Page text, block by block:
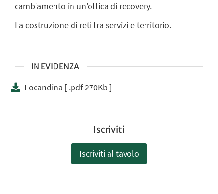
cambiamento in un'ottica di recovery.
La costruzione di reti tra servizi e territorio.
IN EVIDENZA
Locandina [ .pdf 270Kb ]
Iscriviti
Iscriviti al tavolo